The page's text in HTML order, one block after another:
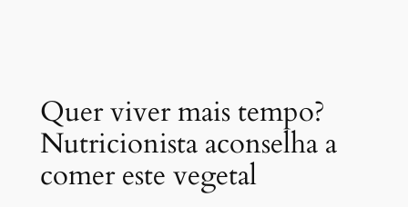
Quer viver mais tempo?
Nutricionista aconselha a
comer este vegetal